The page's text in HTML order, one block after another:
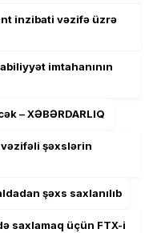
inzibati vəzifə üzrə
imtahanının
– XƏBƏRDARLIQ
vəzifəli şəxslərin
şəxs saxlanılıb
saxlamaq üçün FTX-i